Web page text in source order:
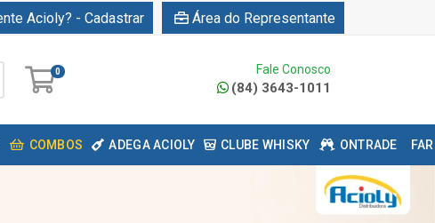
Acioly? - Cadastrar Área do Representante
0 Fale Conosco
(84) 3643-1011
COMBOS ADEGA ACIOLY CLUBE WHISKY ONTRADE